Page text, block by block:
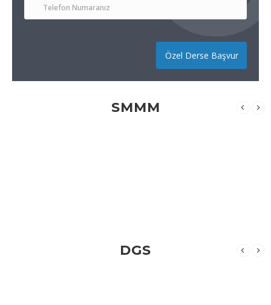
Özel Derse Başvur
SMMM
DGS